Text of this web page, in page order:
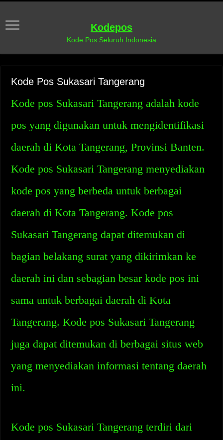
Kodepos
Kode Pos Seluruh Indonesia
Kode Pos Sukasari Tangerang
Kode pos Sukasari Tangerang adalah kode
pos yang digunakan untuk mengidentifikasi
daerah di Kota Tangerang, Provinsi Banten.
Kode pos Sukasari Tangerang menyediakan
kode pos yang berbeda untuk berbagai
daerah di Kota Tangerang. Kode pos
Sukasari Tangerang dapat ditemukan di
bagian belakang surat yang dikirimkan ke
daerah ini dan sebagian besar kode pos ini
sama untuk berbagai daerah di Kota
Tangerang. Kode pos Sukasari Tangerang
juga dapat ditemukan di berbagai situs web
yang menyediakan informasi tentang daerah
ini.
Kode pos Sukasari Tangerang terdiri dari